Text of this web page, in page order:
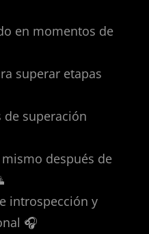
en momentos de
superar etapas
de superación
después de
introspección y
🎧